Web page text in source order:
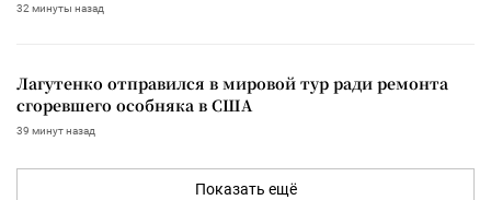
32 минуты назад
Лагутенко отправился в мировой тур ради ремонта
сгоревшего особняка в США
39 минут назад
Показать ещё